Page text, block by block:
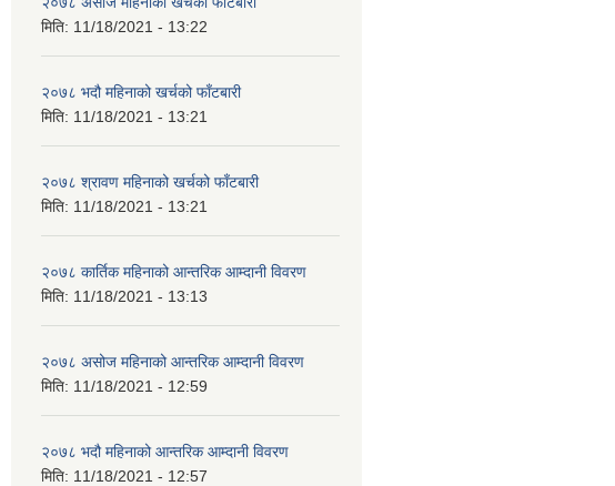
मिति: 11/18/2021 - 13:22
२०७८ भदौ महिनाको खर्चको फाँटबारी
मिति: 11/18/2021 - 13:21
२०७८ श्रावण महिनाको खर्चको फाँटबारी
मिति: 11/18/2021 - 13:21
२०७८ कार्तिक महिनाको आन्तरिक आम्दानी विवरण
मिति: 11/18/2021 - 13:13
२०७८ असोज महिनाको आन्तरिक आम्दानी विवरण
मिति: 11/18/2021 - 12:59
२०७८ भदौ महिनाको आन्तरिक आम्दानी विवरण
मिति: 11/18/2021 - 12:57